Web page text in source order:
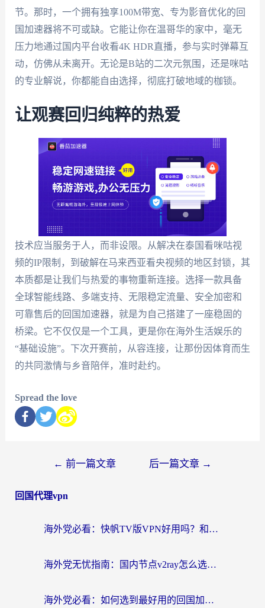
节。那时，一个拥有独享100M带宽、专为影音优化的回
国加速器将不可或缺。它能让你在温哥华的家中，毫无
压力地通过国内平台收看4K HDR直播，参与实时弹幕互
动，仿佛从未离开。无论是B站的二次元氛围，还是咪咕
的专业解说，你都能自由选择，彻底打破地域的枷锁。
让观赛回归纯粹的热爱
技术应当服务于人，而非设限。从解决在泰国看咪咕视
频的IP限制，到破解在马来西亚看央视频的地区封锁，其
本质都是让我们与热爱的事物重新连接。选择一款具备
全球智能线路、多端支持、无限稳定流量、安全加密和
可靠售后的回国加速器，就是为自己搭建了一座稳固的
桥梁。它不仅仅是一个工具，更是你在海外生活娱乐的
“基础设施”。下次开赛前，从容连接，让那份因体育而生
的共同激情与乡音陪伴，准时赴约。
Spread the love
← 前一篇文章 后一篇文章 →
回国代理vpn
海外党必看：快帆TV版VPN好用吗？和快游VPN对比哪个回国效果更好？附实用避坑指南
海外党无忧指南：国内节点v2ray怎么选？一键回国VPN+多场景实测帮你避坑
海外党必看：如何选到最好用的回国加速器？从节点到售后的全维度指南